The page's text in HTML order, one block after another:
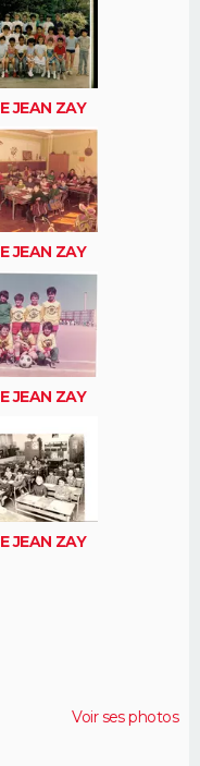
JEAN ZAY
JEAN ZAY
JEAN ZAY
JEAN ZAY
Voir ses photos